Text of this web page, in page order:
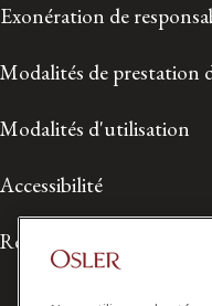
Exonération de
Modalités de prestation
Modalités d'utilisation
Accessibilité
Relations avec les médias